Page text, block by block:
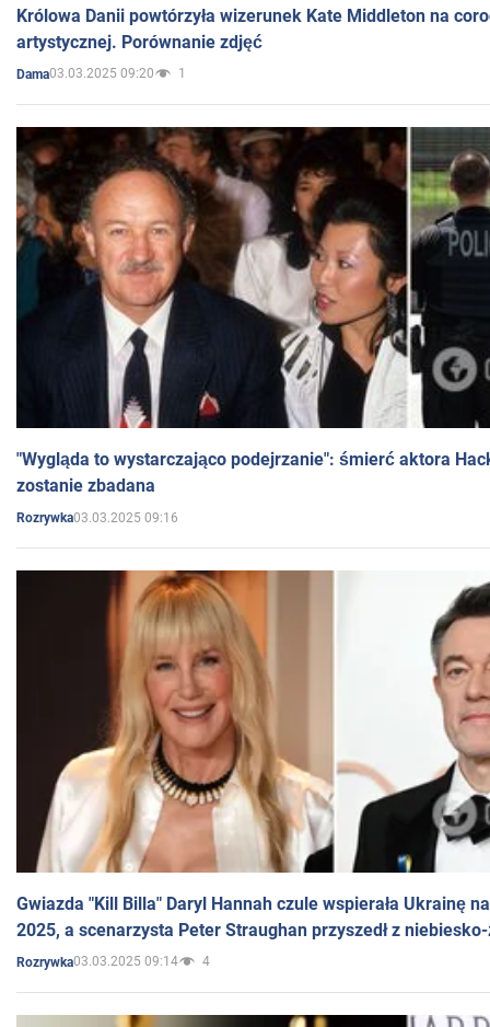
Królowa Danii powtórzyła wizerunek Kate Middleton na
artystycznej. Porównanie zdjęć
Dama03.03.2025 09:20 1
"Wygląda to wystarczająco podejrzanie": śmierć aktora
zostanie zbadana
Rozrywka03.03.2025 09:16
Gwiazda "Kill Billa" Daryl Hannah czule wspierała Ukrainę
2025, a scenarzysta Peter Straughan przyszedł z
Rozrywka03.03.2025 09:14 4